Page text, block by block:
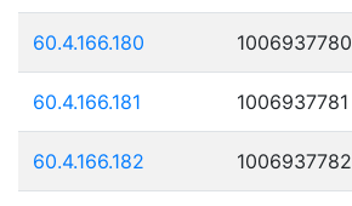
60.4.166.180 1006937780
60.4.166.181 1006937781
60.4.166.182 1006937782